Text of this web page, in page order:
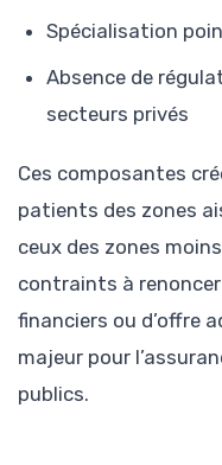
Spécialisation
Absence de
secteurs privés
Ces composantes
patients des zones
ceux des zones
contraints à
financiers ou d’offre
majeur pour
publics.